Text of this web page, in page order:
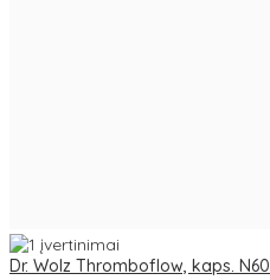
Dr. Wolz Thromboflow, kaps. N60